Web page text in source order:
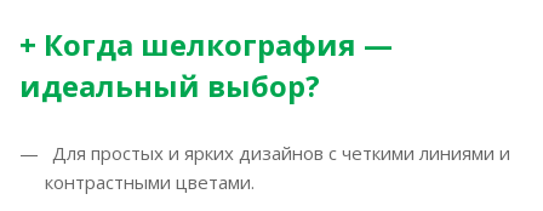
+ Когда шелкография —
идеальный выбор?
Для простых и ярких дизайнов с четкими линиями и
контрастными цветами.